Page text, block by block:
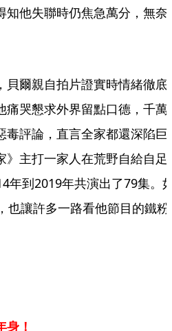
知他失聯時仍焦急萬分，無奈
貝爾親自拍片證實時情緒徹底
痛哭懇求外界留點口德，千萬
毒評論，直言全家都還深陷巨
》主打一家人在荒野自給自足
年到2019年共演出了79集。
也讓許多一路看他節目的鐵粉
！